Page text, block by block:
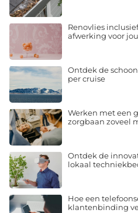
Renovlies
afwerking voor
Ontdek de
per cruise
Werken met een
zorgbaan zoveel
Ontdek de
lokaal
Hoe een
klantenbinding